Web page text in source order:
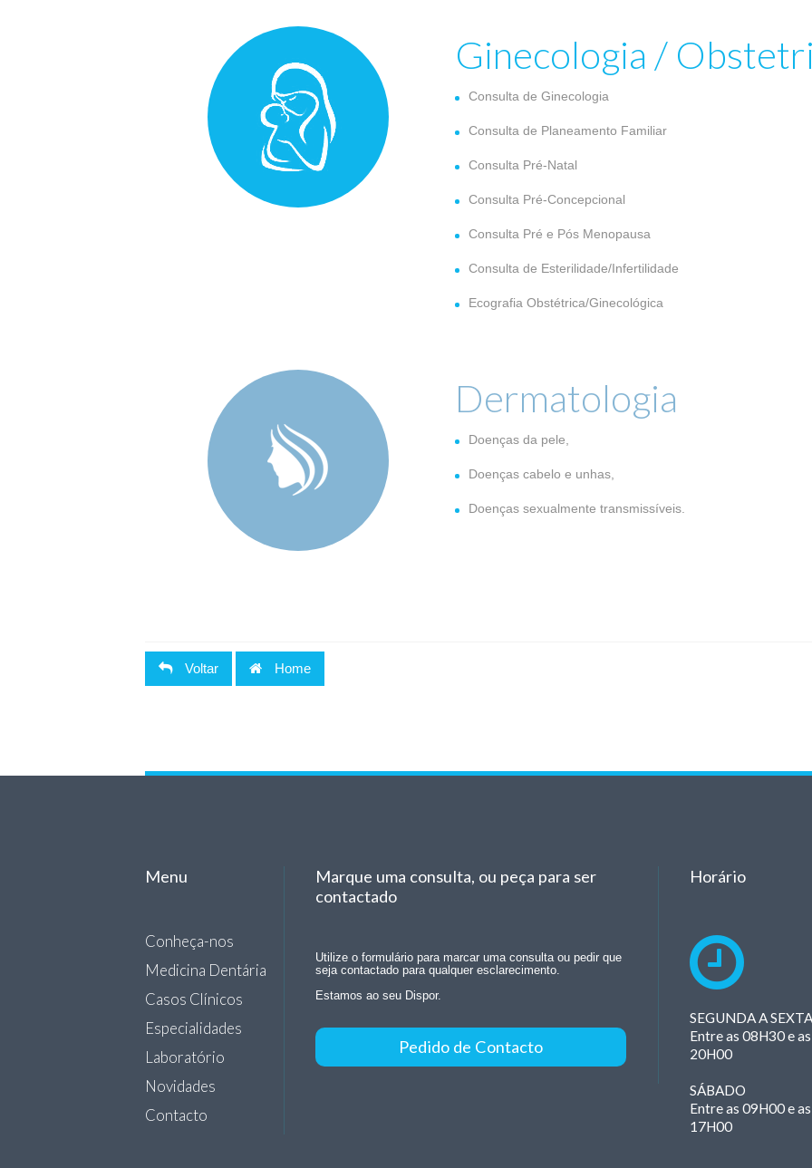
Ginecologia /
Consulta de Ginecologia
Consulta de Planeamento Familiar
Consulta Pré-Natal
Consulta Pré-Concepcional
Consulta Pré e Pós Menopausa
Consulta de Esterilidade/Infertilidade
Ecografia Obstétrica/Ginecológica
Dermatologia
Doenças da pele,
Doenças cabelo e unhas,
Doenças sexualmente transmissíveis.
Voltar Home
Menu
Conheça-nos
Medicina Dentária
Casos Clínicos
Especialidades
Laboratório
Novidades
Contacto
Marque uma consulta, ou peça para ser
contactado
Utilize o formulário para marcar uma consulta ou pedir que
seja contactado para qualquer esclarecimento.
Estamos ao seu Dispor.
Pedido de Contacto
Horário
SEGUNDA A SEXTA
Entre as 08H30 e as
20H00
SÁBADO
Entre as 09H00 e as
17H00